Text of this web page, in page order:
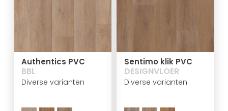
Authentics PVC
BBL
Diverse varianten
Sentimo klik PVC
DESIGNVLOER
Diverse varianten